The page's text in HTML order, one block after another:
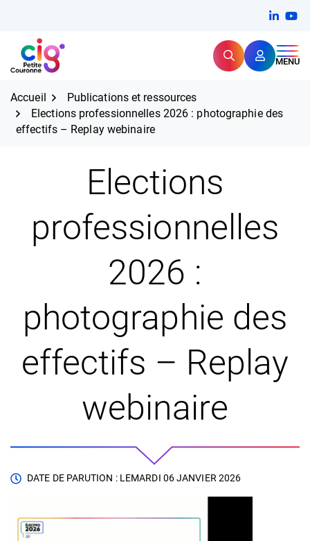
contenu
CIG Petite Couronne RechercherMENU
Expertise et proximité pour
Accueil
Publications et ressources
Elections professionnelles 2026 : photographie des
effectifs – Replay webinaire
Elections
professionnelles
2026 :
photographie des
effectifs – Replay
webinaire
DATE DE PARUTION : LEMARDI 06 JANVIER 2026